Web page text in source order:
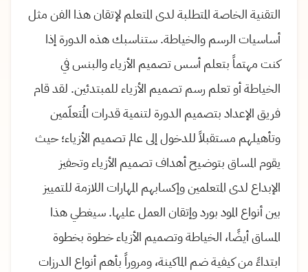
التقنية الخاصة المتطلبة لدى المتعلم لإتقان هذا الفن مثل
أساسيات الرسم والخياطة. ستناسبك هذه الدورة إذا
كنت مهتماً بتعلم أسس تصميم الأزياء والبنس في
الخياطة أو تعلم رسم تصميم الأزياء للمبتدئين. لقد قام
فريق الإعداد بتصميم الدورة لتنمية قدرات المُتعلّمين
وتأهيلهم مستقبلاً للدخول إلى عالم تصميم الأزياء؛ حيث
يقوم المساق بتوضيح أهداف تصميم الأزياء وتحفيز
الإبداع لدى المتعلمين وإكسابهم المهارات اللازمة للتمييز
بين أنواع المود بورد وإتقان العمل عليها. سيغطي هذا
المساق أيضًا، الخياطة وتصميم الأزياء خطوة بخطوة
ابتداءً من كيفية ضم الماكينة، ومروراً بأهم أنواع الدرزات